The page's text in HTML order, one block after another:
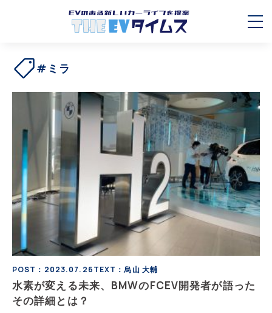
#ミラ
POST：2023.07.26TEXT：烏山 大輔
水素が変える未来、BMWのFCEV開発者が語った
その詳細とは？